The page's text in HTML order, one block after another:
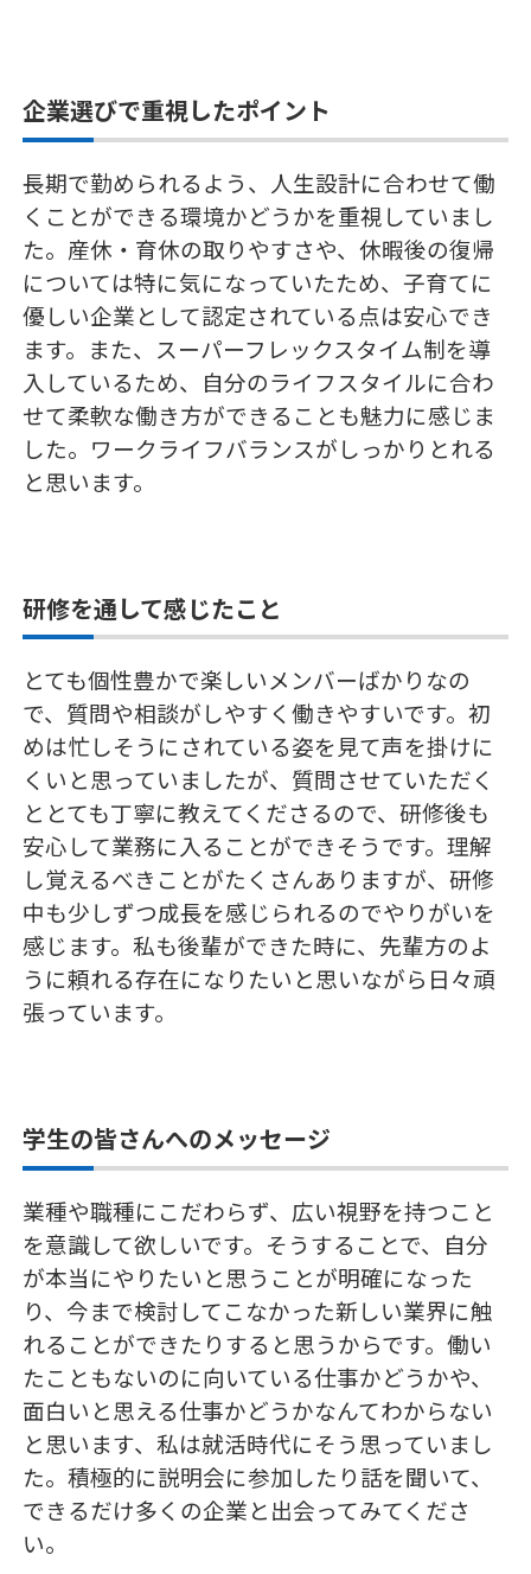
企業選びで重視したポイント
長期で勤められるよう、人生設計に合わせて働
くことができる環境かどうかを重視していまし
た。産休・育休の取りやすさや、休暇後の復帰
については特に気になっていたため、子育てに
優しい企業として認定されている点は安心でき
ます。また、スーパーフレックスタイム制を導
入しているため、自分のライフスタイルに合わ
せて柔軟な働き方ができることも魅力に感じま
した。ワークライフバランスがしっかりとれる
と思います。
研修を通して感じたこと
とても個性豊かで楽しいメンバーばかりなの
で、質問や相談がしやすく働きやすいです。初
めは忙しそうにされている姿を見て声を掛けに
くいと思っていましたが、質問させていただく
ととても丁寧に教えてくださるので、研修後も
安心して業務に入ることができそうです。理解
し覚えるべきことがたくさんありますが、研修
中も少しずつ成長を感じられるのでやりがいを
感じます。私も後輩ができた時に、先輩方のよ
うに頼れる存在になりたいと思いながら日々頑
張っています。
学生の皆さんへのメッセージ
業種や職種にこだわらず、広い視野を持つこと
を意識して欲しいです。そうすることで、自分
が本当にやりたいと思うことが明確になった
り、今まで検討してこなかった新しい業界に触
れることができたりすると思うからです。働い
たこともないのに向いている仕事かどうかや、
面白いと思える仕事かどうかなんてわからない
と思います、私は就活時代にそう思っていまし
た。積極的に説明会に参加したり話を聞いて、
できるだけ多くの企業と出会ってみてくださ
い。